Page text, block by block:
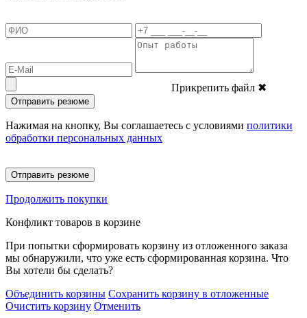
Прикрепить файл ✖
Отправить резюме
Нажимая на кнопку, Вы соглашаетесь с условиями политики
обработки персональных данных
Отправить резюме
Продолжить покупки
Конфликт товаров в корзине
При попытки сформировать корзину из отложенного заказа
мы обнаружили, что уже есть сформированная корзина. Что
Вы хотели бы сделать?
Объединить корзины Сохранить корзину в отложенные
Очистить корзину Отменить